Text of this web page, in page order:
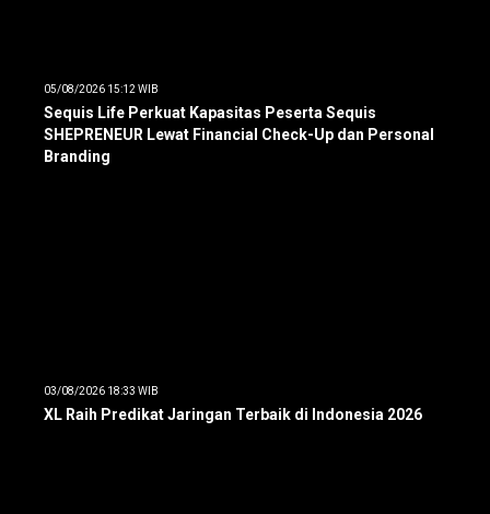
05/08/2026 15:12 WIB
Sequis Life Perkuat Kapasitas Peserta Sequis
SHEPRENEUR Lewat Financial Check-Up dan Personal
Branding
03/08/2026 18:33 WIB
XL Raih Predikat Jaringan Terbaik di Indonesia 2026